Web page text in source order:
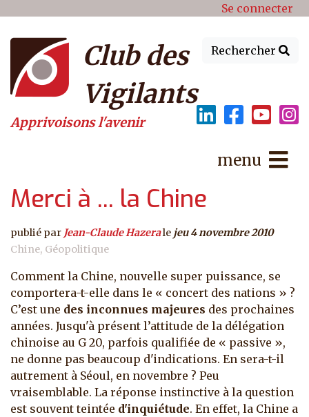
Menu du compte de Se connecter
Rechercher
Club des
Vigilants
Apprivoisons l'avenir
menu
Merci à ... la Chine
publié par Jean-Claude Hazerale jeu 4 novembre 2010
Chine Géopolitique
Comment la Chine, nouvelle super puissance, se
comportera-t-elle dans le « concert des nations » ?
C’est une des inconnues majeures des prochaines
années. Jusqu'à présent l’attitude de la délégation
chinoise au G 20, parfois qualifiée de « passive »,
ne donne pas beaucoup d'indications. En sera-t-il
autrement à Séoul, en novembre ? Peu
vraisemblable. La réponse instinctive à la question
est souvent teintée d'inquiétude. En effet, la Chine a